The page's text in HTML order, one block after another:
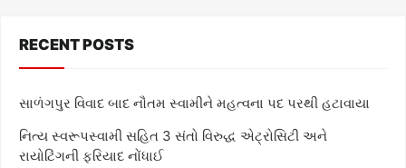
RECENT POSTS
સાળંગપુર વિવાદ બાદ નૌતમ સ્વામીને મહત્વના પદ પરથી હટાવાયા
નિત્ય સ્વરૂપસ્વામી સહિત 3 સંતો વિરુદ્ધ એટ્રોસિટી અને
રાયોટિંગની ફરિયાદ નોંધાઈ